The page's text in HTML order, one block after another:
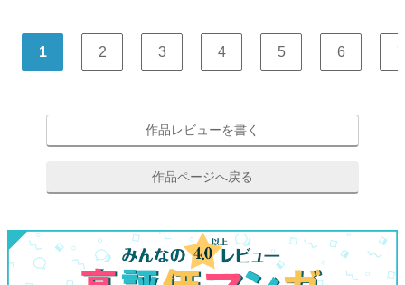
1 2 3 4 5 6 7
作品レビューを書く
作品ページへ戻る